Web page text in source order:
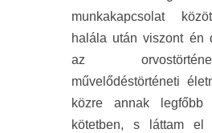
munkakapcsolat
halála után viszont én
az
művelődéstörténeti
közre annak legfőbb
kötetben, s láttam el